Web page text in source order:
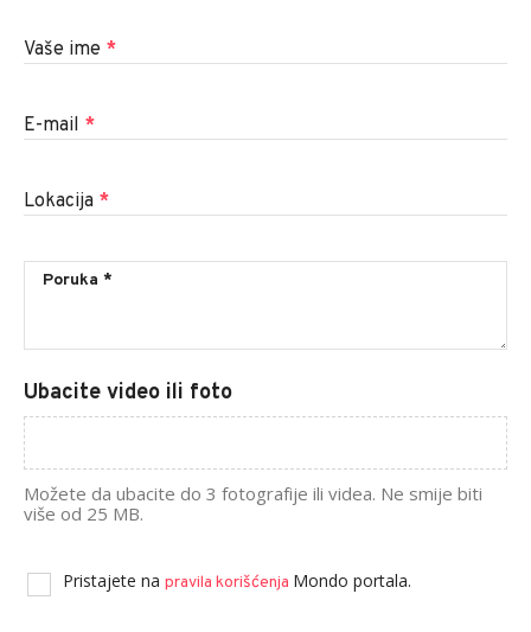
Vaše ime *
E-mail *
Lokacija *
Ubacite video ili foto
Možete da ubacite do 3 fotografije ili videa. Ne smije biti
više od 25 MB.
Pristajete na pravila korišćenja Mondo portala.